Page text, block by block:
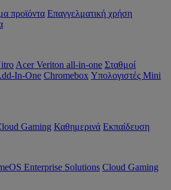
προϊόντα Επαγγελματική χρήση
Acer Veriton all-in-one Σταθμοί
In-One Chromebox Υπολογιστές Mini
Gaming Καθημερινά Εκπαίδευση
Enterprise Solutions Cloud Gaming